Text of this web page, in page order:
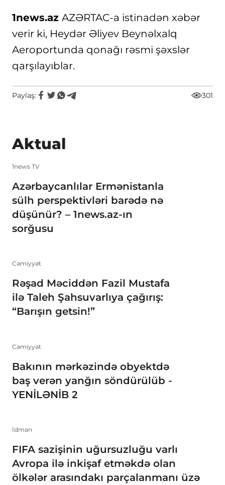
1news.az AZƏRTAC-a istinadən xəbər
verir ki, Heydər Əliyev Beynəlxalq
Aeroportunda qonağı rəsmi şəxslər
qarşılayıblar.
Paylaş: 301
Aktual
1news TV
Azərbaycanlılar Ermənistanla
sülh perspektivləri barədə nə
düşünür? – 1news.az-ın
sorğusu
Cəmiyyət
Rəşad Məciddən Fazil Mustafa
ilə Taleh Şahsuvarlıya çağırış:
“Barışın getsin!”
Cəmiyyət
Bakının mərkəzində obyektdə
baş verən yanğın söndürülüb -
YENİLƏNİB 2
İdman
FIFA sazişinin uğursuzluğu varlı
Avropa ilə inkişaf etməkdə olan
ölkələr arasındakı parçalanmanı üzə